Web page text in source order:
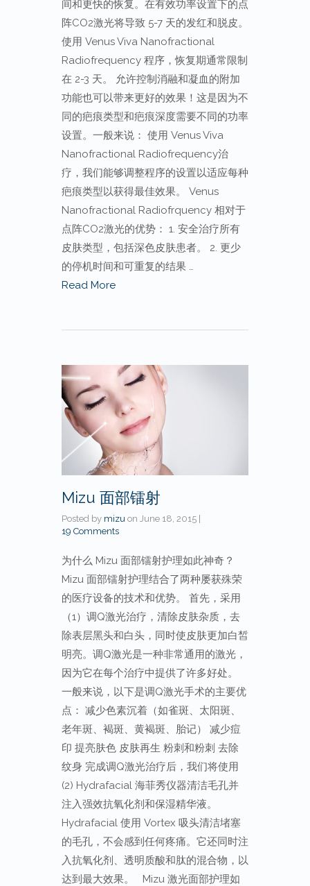
间和更快的恢复。在有效功率设置下的点
阵CO2激光将导致 5-7 天的发红和脱皮。
使用 Venus Viva Nanofractional
Radiofrequency 程序，恢复期通常限制
在 2-3 天。 允许控制消融和凝血的附加
功能也可以带来更好的效果！这是因为不
同的疤痕类型和疤痕深度需要不同的功率
设置。一般来说： 使用 Venus Viva
Nanofractional Radiofrequency治
疗，我们能够调整程序的设置以适应每种
疤痕类型以获得最佳效果。 Venus
Nanofractional Radiofrquency 相对于
点阵CO2激光的优势： 1. 安全治疗所有
皮肤类型，包括深色皮肤患者。 2. 更少
的停机时间和可重复的结果 …
Read More
Mizu 面部镭射
Posted by mizu on June 18, 2015
19 Comments
为什么 Mizu 面部镭射护理如此神奇？
Mizu 面部镭射护理结合了两种屡获殊荣
的医疗设备的技术和优势。 首先，采用
（1）调Q激光治疗，清除皮肤杂质，去
除表层黑头和白头，同时使皮肤更加白皙
明亮。调Q激光是一种非常通用的激光，
因为它在每个治疗中提供了许多好处。
一般来说，以下是调Q激光手术的主要优
点： 减少色素沉着（如雀斑、太阳斑、
老年斑、褐斑、黄褐斑、胎记） 减少痘
印 提亮肤色 皮肤再生 粉刺和粉刺 去除
纹身 完成调Q激光治疗后，我们将使用
(2) Hydrafacial 海菲秀仪器清洁毛孔并
注入强效抗氧化剂和保湿精华液。
Hydrafacial 使用 Vortex 吸头清洁堵塞
的毛孔，不会感到任何疼痛。它还同时注
入抗氧化剂、透明质酸和肽的混合物，以
达到最大效果。 Mizu 激光面部护理如